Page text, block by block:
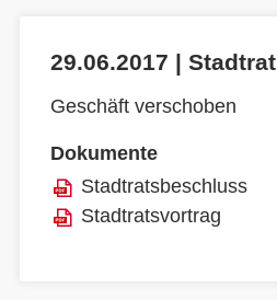
29.06.2017 | Stadtrat
Geschäft verschoben
Dokumente
Stadtratsbeschluss
Stadtratsvortrag